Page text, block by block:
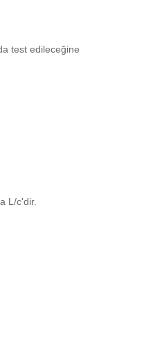
test edileceğine
L/c'dir.